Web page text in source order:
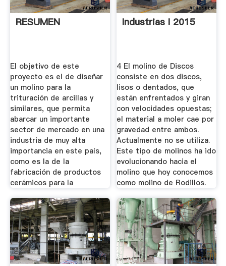
RESUMEN
El objetivo de este
proyecto es el de diseñar
un molino para la
trituración de arcillas y
similares, que permita
abarcar un importante
sector de mercado en una
industria de muy alta
importancia en este país,
como es la de la
fabricación de productos
cerámicos para la
Industrias I 2015
4 El molino de Discos
consiste en dos discos,
lisos o dentados, que
están enfrentados y giran
con velocidades opuestas;
el material a moler cae por
gravedad entre ambos.
Actualmente no se utiliza.
Este tipo de molinos ha ido
evolucionando hacia el
molino que hoy conocemos
como molino de Rodillos.